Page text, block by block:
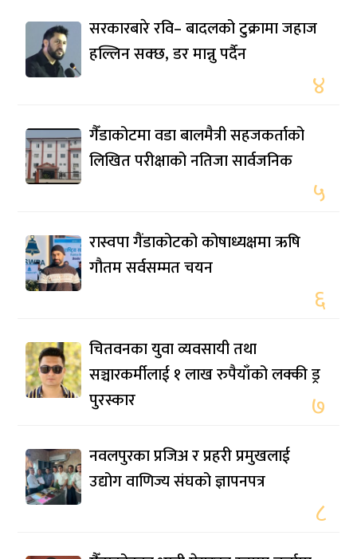
सरकारबारे रवि– बादलको टुक्रामा जहाज
हल्लिन सक्छ, डर मान्नु पर्दैन
४
गैँडाकोटमा वडा बालमैत्री सहजकर्ताको
लिखित परीक्षाको नतिजा सार्वजनिक
५
रास्वपा गैंडाकोटको कोषाध्यक्षमा ऋषि
गौतम सर्वसम्मत चयन
६
चितवनका युवा व्यवसायी तथा
सञ्चारकर्मीलाई १ लाख रुपैयाँको लक्की ड्र
पुरस्कार
७
नवलपुरका प्रजिअ र प्रहरी प्रमुखलाई
उद्योग वाणिज्य संघको ज्ञापनपत्र
८